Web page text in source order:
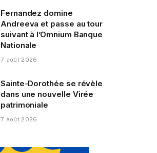
Fernandez domine
Andreeva et passe au tour
suivant à l’Omnium Banque
Nationale
7 août 2026
Sainte-Dorothée se révèle
dans une nouvelle Virée
patrimoniale
7 août 2026